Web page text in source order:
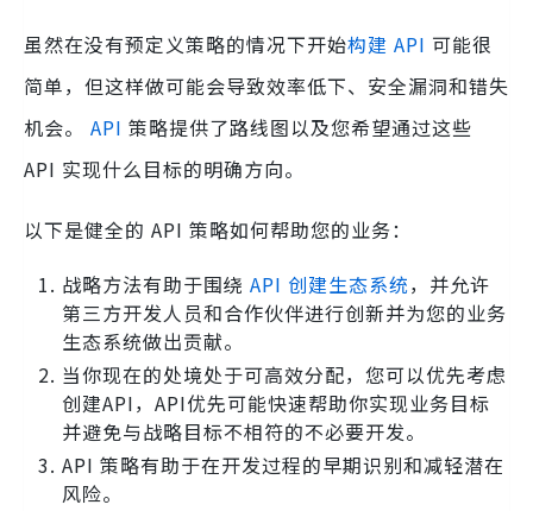
虽然在没有预定义策略的情况下开始构建 API 可能很
简单，但这样做可能会导致效率低下、安全漏洞和错失
机会。 API 策略提供了路线图以及您希望通过这些
API 实现什么目标的明确方向。
以下是健全的 API 策略如何帮助您的业务：
战略方法有助于围绕 API 创建生态系统，并允许
第三方开发人员和合作伙伴进行创新并为您的业务
生态系统做出贡献。
当你现在的处境处于可高效分配，您可以优先考虑
创建API，API优先可能快速帮助你实现业​​务目标
并避免与战略目标不相符的不必要开发。
API 策略有助于在开发过程的早期识别和减轻潜在
风险。